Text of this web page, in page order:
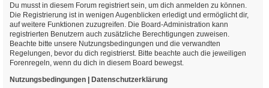
Du musst in diesem Forum registriert sein, um dich anmelden zu können.
Die Registrierung ist in wenigen Augenblicken erledigt und ermöglicht dir,
auf weitere Funktionen zuzugreifen. Die Board-Administration kann
registrierten Benutzern auch zusätzliche Berechtigungen zuweisen.
Beachte bitte unsere Nutzungsbedingungen und die verwandten
Regelungen, bevor du dich registrierst. Bitte beachte auch die jeweiligen
Forenregeln, wenn du dich in diesem Board bewegst.
Nutzungsbedingungen | Datenschutzerklärung